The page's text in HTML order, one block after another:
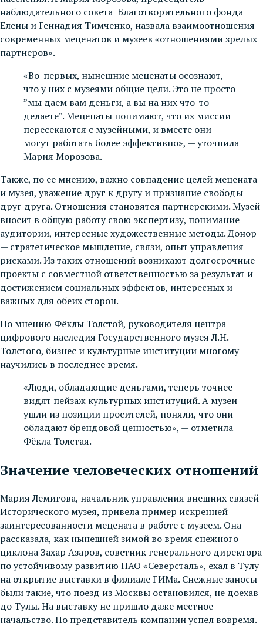
наблюдательного совета Благотворительного фонда
Елены и Геннадия Тимченко, назвала взаимоотношения
современных меценатов и музеев «отношениями зрелых
партнеров».
«Во-первых, нынешние меценаты осознают,
что у них с музеями общие цели. Это не просто
”мы даем вам деньги, а вы на них что-то
делаете”. Меценаты понимают, что их миссии
пересекаются с музейными, и вместе они
могут работать более эффективно», — уточнила
Мария Морозова.
Также, по ее мнению, важно совпадение целей мецената
и музея, уважение друг к другу и признание свободы
друг друга. Отношения становятся партнерскими. Музей
вносит в общую работу свою экспертизу, понимание
аудитории, интересные художественные методы. Донор
— стратегическое мышление, связи, опыт управления
рисками. Из таких отношений возникают долгосрочные
проекты с совместной ответственностью за результат и
достижением социальных эффектов, интересных и
важных для обеих сторон.
По мнению Фёклы Толстой, руководителя центра
цифрового наследия Государственного музея Л.Н.
Толстого, бизнес и культурные институции многому
научились в последнее время.
«Люди, обладающие деньгами, теперь точнее
видят пейзаж культурных институций. А музеи
ушли из позиции просителей, поняли, что они
обладают брендовой ценностью», — отметила
Фёкла Толстая.
Значение человеческих отношений
Мария Лемигова, начальник управления внешних связей
Исторического музея, привела пример искренней
заинтересованности мецената в работе с музеем. Она
рассказала, как нынешней зимой во время снежного
циклона Захар Азаров, советник генерального директора
по устойчивому развитию ПАО «Северсталь», ехал в Тулу
на открытие выставки в филиале ГИМа. Снежные заносы
были такие, что поезд из Москвы остановился, не доехав
до Тулы. На выставку не пришло даже местное
начальство. Но представитель компании успел вовремя.